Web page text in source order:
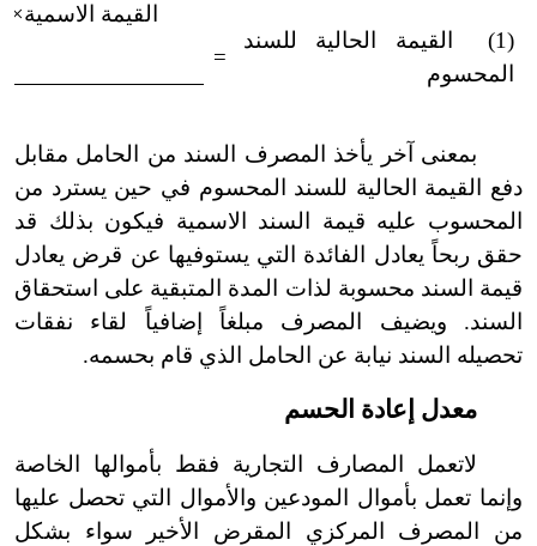
(1)
القيمة الحالية للسند
المحسوم
=
القيمة
بمعنى آخر يأخذ المصرف السند من الحامل مقابل
دفع القيمة الحالية للسند المحسوم في حين يسترد من
المحسوب عليه قيمة السند الاسمية فيكون بذلك قد
حقق ربحاً يعادل الفائدة التي يستوفيها عن قرض يعادل
قيمة السند محسوبة لذات المدة المتبقية على استحقاق
السند. ويضيف المصرف مبلغاً إضافياً لقاء نفقات
تحصيله السند نيابة عن الحامل الذي قام بحسمه.
معدل إعادة الحسم
لاتعمل المصارف التجارية فقط بأموالها الخاصة
وإنما تعمل بأموال المودعين والأموال التي تحصل عليها
من المصرف المركزي المقرض الأخير سواء بشكل